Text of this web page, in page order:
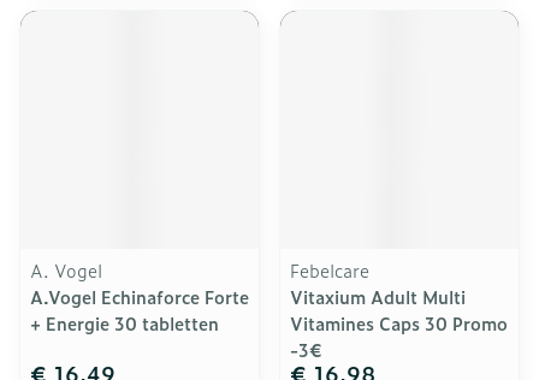
A. Vogel
A.Vogel Echinaforce Forte
+ Energie 30 tabletten
€ 16,49
Febelcare
Vitaxium Adult Multi
Vitamines Caps 30 Promo
-3€
€ 16,98